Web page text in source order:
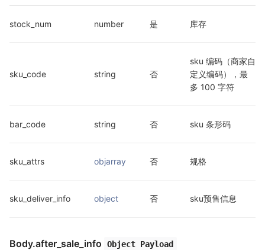
stock_num number 是 库存
sku_code string 否
sku 编码（商家自
定义编码），最
多 100 字符
bar_code string 否 sku 条形码
sku_attrs objarray 否 规格
sku_deliver_info object 否 sku预售信息
Body.after_sale_info Object Payload